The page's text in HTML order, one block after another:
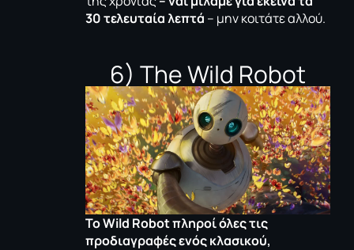
30 τελευταία λεπτά – μην κοιτάτε αλλού.
6) The Wild Robot
Το Wild Robot πληροί όλες τις
προδιαγραφές ενός κλασικού,